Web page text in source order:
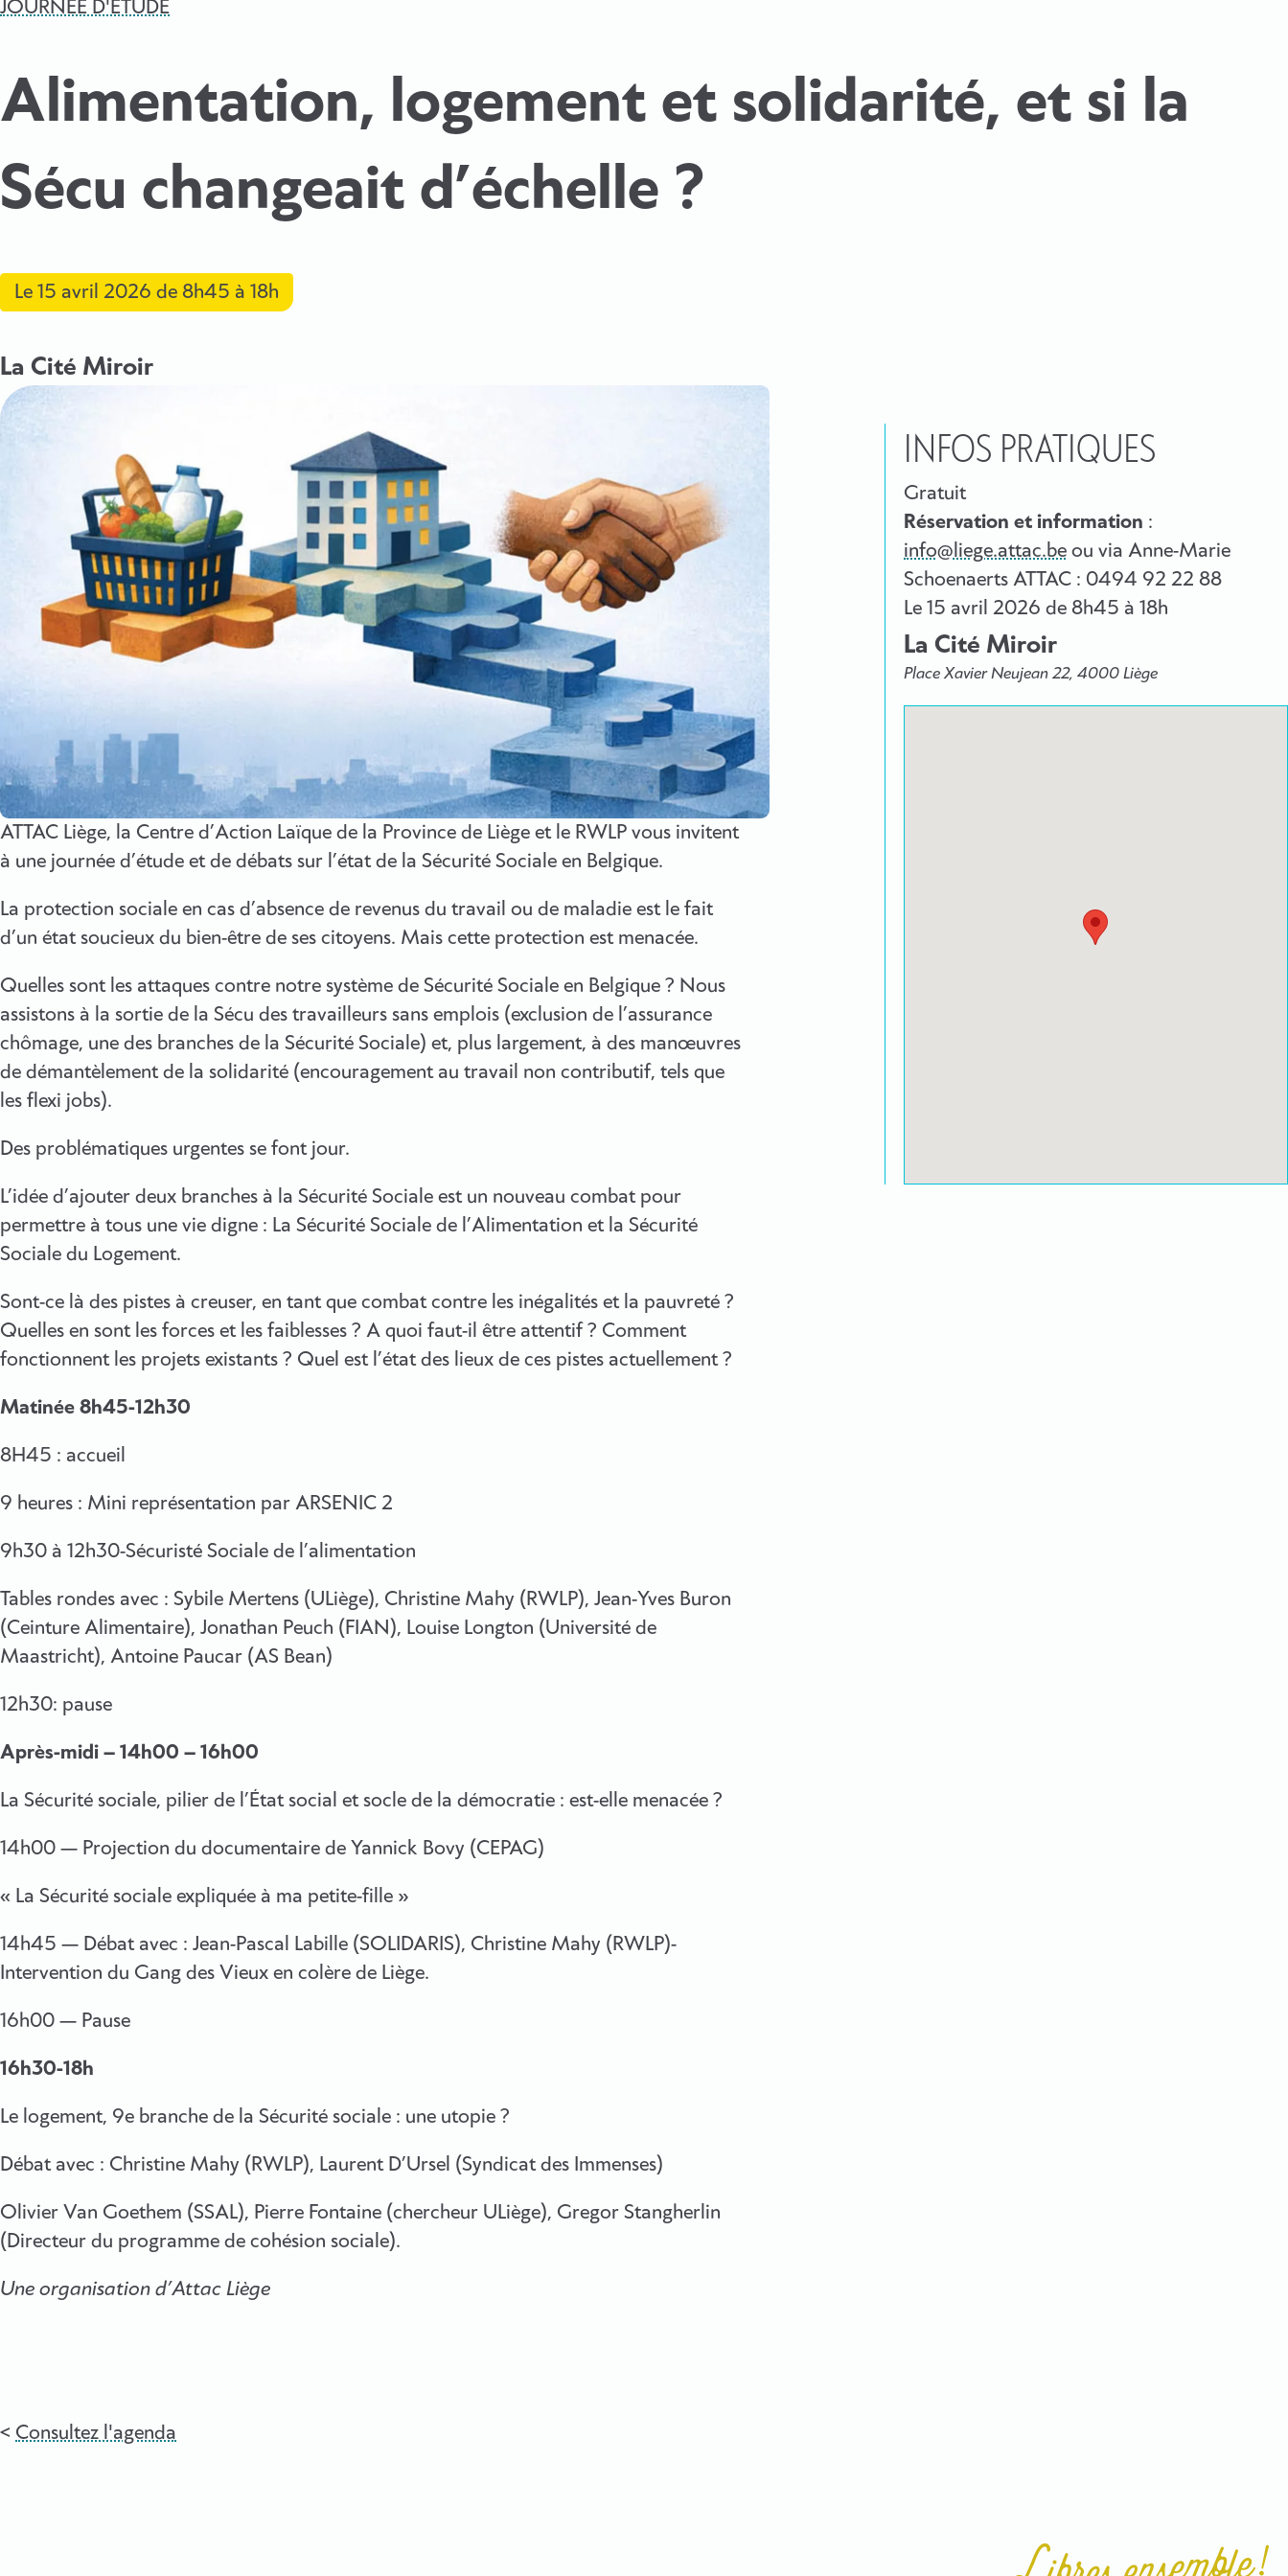
JOURNÉE D'ÉTUDE
Alimentation, logement et solidarité, et si la
Sécu changeait d’échelle ?
Le 15 avril 2026 de 8h45 à 18h
La Cité Miroir
ATTAC Liège, la Centre d’Action Laïque de la Province de Liège et le RWLP vous invitent
à une journée d’étude et de débats sur l’état de la Sécurité Sociale en Belgique.
La protection sociale en cas d’absence de revenus du travail ou de maladie est le fait
d’un état soucieux du bien-être de ses citoyens. Mais cette protection est menacée.
Quelles sont les attaques contre notre système de Sécurité Sociale en Belgique ? Nous
assistons à la sortie de la Sécu des travailleurs sans emplois (exclusion de l’assurance
chômage, une des branches de la Sécurité Sociale) et, plus largement, à des manœuvres
de démantèlement de la solidarité (encouragement au travail non contributif, tels que
les flexi jobs).
Des problématiques urgentes se font jour.
L’idée d’ajouter deux branches à la Sécurité Sociale est un nouveau combat pour
permettre à tous une vie digne : La Sécurité Sociale de l’Alimentation et la Sécurité
Sociale du Logement.
Sont-ce là des pistes à creuser, en tant que combat contre les inégalités et la pauvreté ?
Quelles en sont les forces et les faiblesses ? A quoi faut-il être attentif ? Comment
fonctionnent les projets existants ? Quel est l’état des lieux de ces pistes actuellement ?
Matinée 8h45-12h30
8H45 : accueil
9 heures : Mini représentation par ARSENIC 2
9h30 à 12h30-Sécuristé Sociale de l’alimentation
Tables rondes avec : Sybile Mertens (ULiège), Christine Mahy (RWLP), Jean-Yves Buron
(Ceinture Alimentaire), Jonathan Peuch (FIAN), Louise Longton (Université de
Maastricht), Antoine Paucar (AS Bean)
12h30: pause
Après-midi – 14h00 – 16h00
La Sécurité sociale, pilier de l’État social et socle de la démocratie : est-elle menacée ?
14h00 — Projection du documentaire de Yannick Bovy (CEPAG)
« La Sécurité sociale expliquée à ma petite-fille »
14h45 — Débat avec : Jean-Pascal Labille (SOLIDARIS), Christine Mahy (RWLP)-
Intervention du Gang des Vieux en colère de Liège.
16h00 — Pause
16h30-18h
Le logement, 9e branche de la Sécurité sociale : une utopie ?
Débat avec : Christine Mahy (RWLP), Laurent D’Ursel (Syndicat des Immenses)
Olivier Van Goethem (SSAL), Pierre Fontaine (chercheur ULiège), Gregor Stangherlin
(Directeur du programme de cohésion sociale).
Une organisation d’Attac Liège
INFOS PRATIQUES
Gratuit
Réservation et information :
info@liege.attac.beou via Anne-Marie
Schoenaerts ATTAC : 0494 92 22 88
Le 15 avril 2026 de 8h45 à 18h
La Cité Miroir
Place Xavier Neujean 22, 4000 Liège
Consultez l'agenda